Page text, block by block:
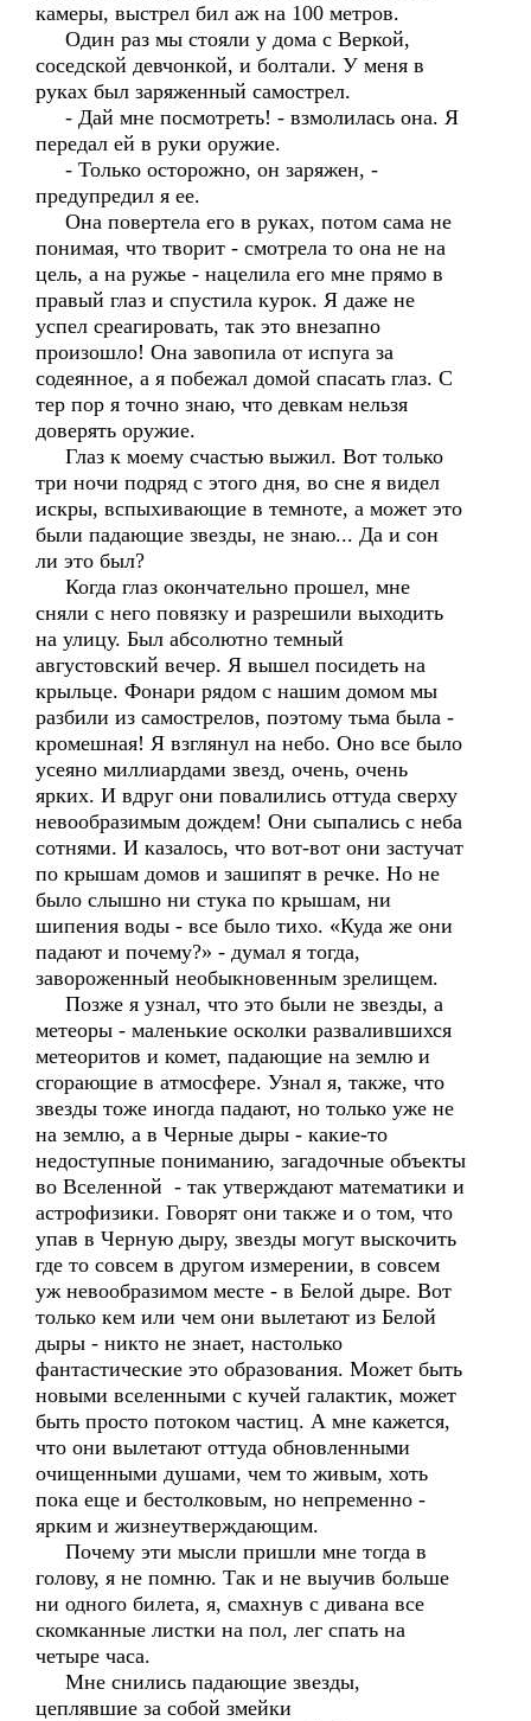
камеры, выстрел бил аж на 100 метров.
Один раз мы стояли у дома с Веркой,
соседской девчонкой, и болтали. У меня в
руках был заряженный самострел.
- Дай мне посмотреть! - взмолилась она. Я
передал ей в руки оружие.
- Только осторожно, он заряжен, -
предупредил я ее.
Она повертела его в руках, потом сама не
понимая, что творит - смотрела то она не на
цель, а на ружье - нацелила его мне прямо в
правый глаз и спустила курок. Я даже не
успел среагировать, так это внезапно
произошло! Она завопила от испуга за
содеянное, а я побежал домой спасать глаз. С
тер пор я точно знаю, что девкам нельзя
доверять оружие.
Глаз к моему счастью выжил. Вот только
три ночи подряд с этого дня, во сне я видел
искры, вспыхивающие в темноте, а может это
были падающие звезды, не знаю... Да и сон
ли это был?
Когда глаз окончательно прошел, мне
сняли с него повязку и разрешили выходить
на улицу. Был абсолютно темный
августовский вечер. Я вышел посидеть на
крыльце. Фонари рядом с нашим домом мы
разбили из самострелов, поэтому тьма была -
кромешная! Я взглянул на небо. Оно все было
усеяно миллиардами звезд, очень, очень
ярких. И вдруг они повалились оттуда сверху
невообразимым дождем! Они сыпались с неба
сотнями. И казалось, что вот-вот они застучат
по крышам домов и зашипят в речке. Но не
было слышно ни стука по крышам, ни
шипения воды - все было тихо. «Куда же они
падают и почему?» - думал я тогда,
завороженный необыкновенным зрелищем.
Позже я узнал, что это были не звезды, а
метеоры - маленькие осколки развалившихся
метеоритов и комет, падающие на землю и
сгорающие в атмосфере. Узнал я, также, что
звезды тоже иногда падают, но только уже не
на землю, а в Черные дыры - какие-то
недоступные пониманию, загадочные объекты
во Вселенной - так утверждают математики и
астрофизики. Говорят они также и о том, что
упав в Черную дыру, звезды могут выскочить
где то совсем в другом измерении, в совсем
уж невообразимом месте - в Белой дыре. Вот
только кем или чем они вылетают из Белой
дыры - никто не знает, настолько
фантастические это образования. Может быть
новыми вселенными с кучей галактик, может
быть просто потоком частиц. А мне кажется,
что они вылетают оттуда обновленными
очищенными душами, чем то живым, хоть
пока еще и бестолковым, но непременно -
ярким и жизнеутверждающим.
Почему эти мысли пришли мне тогда в
голову, я не помню. Так и не выучив больше
ни одного билета, я, смахнув с дивана все
скомканные листки на пол, лег спать на
четыре часа.
Мне снились падающие звезды,
цеплявшие за собой змейки